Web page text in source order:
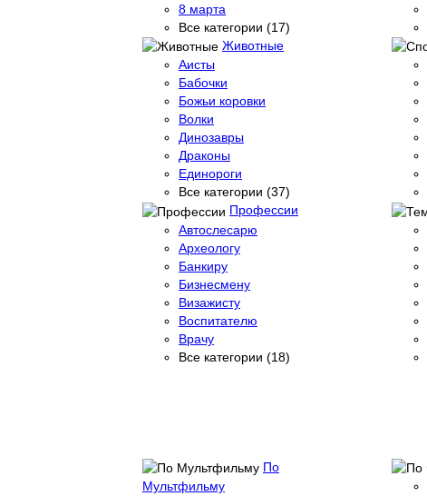
8 марта
Все категории (17)
Животные
Аисты
Бабочки
Божьи коровки
Волки
Динозавры
Драконы
Единороги
Все категории (37)
Профессии
Автослесарю
Археологу
Банкиру
Бизнесмену
Визажисту
Воспитателю
Врачу
Все категории (18)
По
Мультфильму